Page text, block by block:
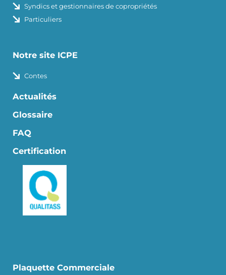
Syndics et gestionnaires de copropriétés
Particuliers
Notre site ICPE
Contes
Actualités
Glossaire
FAQ
Certification
Plaquette Commerciale